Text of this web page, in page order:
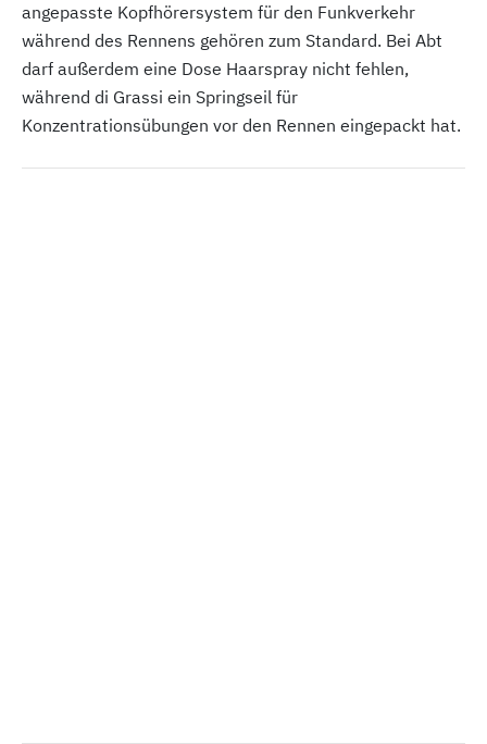
angepasste Kopfhörersystem für den Funkverkehr
während des Rennens gehören zum Standard. Bei Abt
darf außerdem eine Dose Haarspray nicht fehlen,
während di Grassi ein Springseil für
Konzentrationsübungen vor den Rennen eingepackt hat.